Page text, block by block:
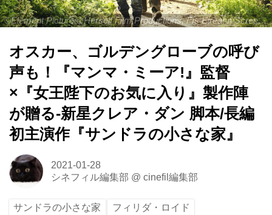
©Element Pictures, Herself Film Productions, Fís Eireann/Screen Ireland, British Broadcasting Corporation, The British Film Institute 2020
オスカー、ゴルデングローブの呼び
声も！『マンマ・ミーア!』監督
×『女王陛下のお気に入り』製作陣
が贈る-新星クレア・ダン 脚本/長編
初主演作『サンドラの小さな家』
2021-01-28
シネフィル編集部 @ cinefil編集部
サンドラの小さな家
フィリダ・ロイド